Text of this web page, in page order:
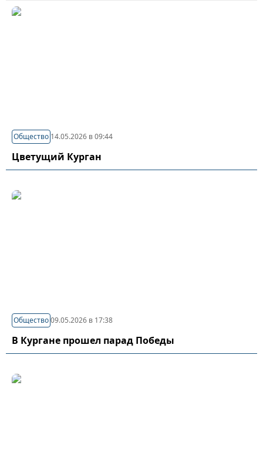
Общество 14.05.2026 в 09:44
Цветущий Курган
Общество09.05.2026 в 17:38
В Кургане прошел парад Победы